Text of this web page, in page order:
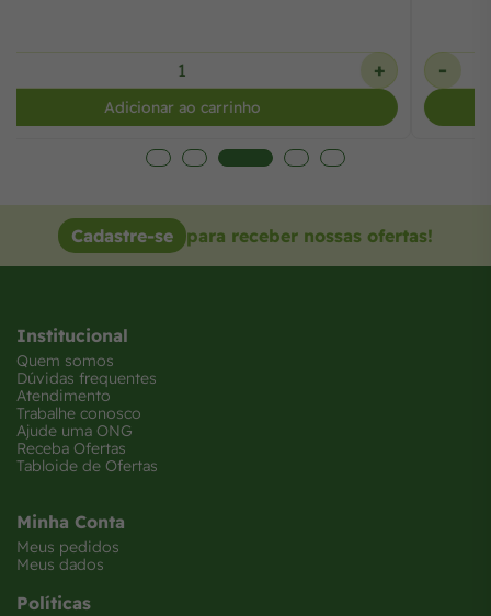
+
Adicionar ao carrinho
Cadastre-se para receber nossas ofertas!
Institucional
Quem somos
Dúvidas frequentes
Atendimento
Trabalhe conosco
Ajude uma ONG
Receba Ofertas
Tabloide de Ofertas
Minha Conta
Meus pedidos
Meus dados
Políticas